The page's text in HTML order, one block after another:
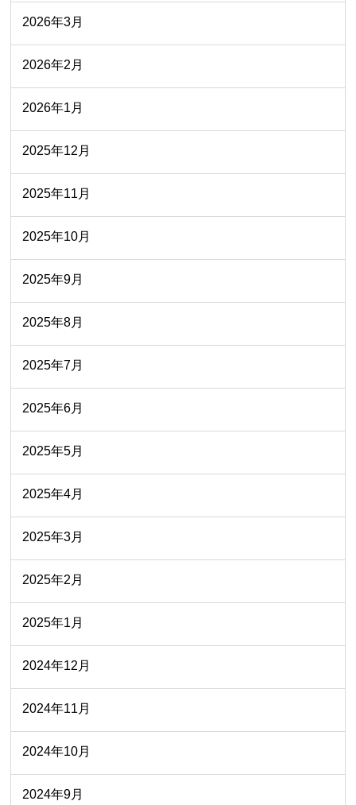
2026年3月
2026年2月
2026年1月
2025年12月
2025年11月
2025年10月
2025年9月
2025年8月
2025年7月
2025年6月
2025年5月
2025年4月
2025年3月
2025年2月
2025年1月
2024年12月
2024年11月
2024年10月
2024年9月